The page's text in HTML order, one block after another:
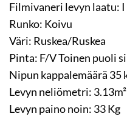
Filmivaneri levyn laatu: I
Runko: Koivu
Väri: Ruskea/Ruskea
Pinta: F/V Toinen puoli
Nipun kappalemäärä 35
Levyn neliömetri: 3.13m²
Levyn paino noin: 33 Kg